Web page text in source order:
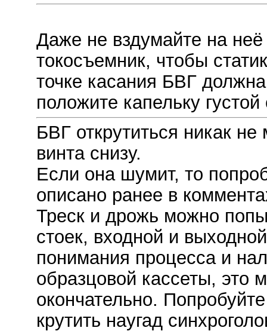
Даже не вздумайте на
токосъемник, чтобы
точке касания БВГ
положите капельку густой
БВГ открутиться никак
винта снизу.
Если она шумит, то
описано ранее в
Треск и дрожь можно
стоек, входной и
понимания процесса и
образцовой кассеты, это
окончательно.
крутить наугад